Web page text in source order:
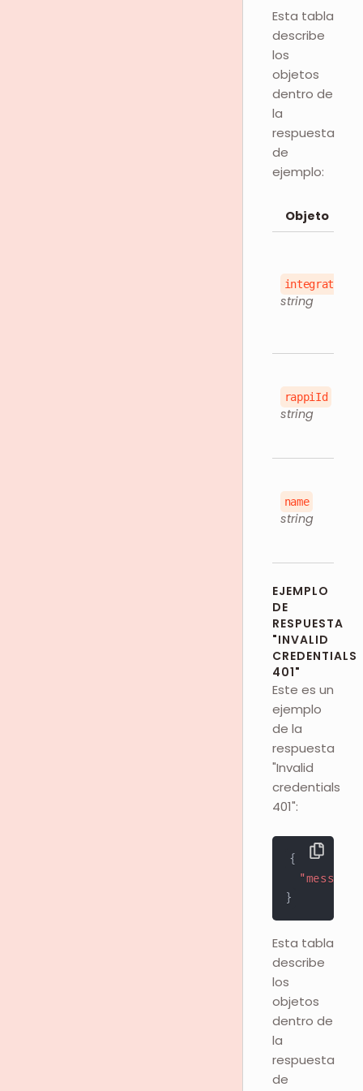
Esta tabla
describe
los
objetos
dentro de
la
respuesta
de
ejemplo:
Objeto
string
rappiId
string
name
string
EJEMPLO
DE
RESPUESTA
"INVALID
CREDENTIALS
401"
Este es un
ejemplo
de la
respuesta
"Invalid
credentials
401":
{
"message"
}
Esta tabla
describe
los
objetos
dentro de
la
respuesta
de